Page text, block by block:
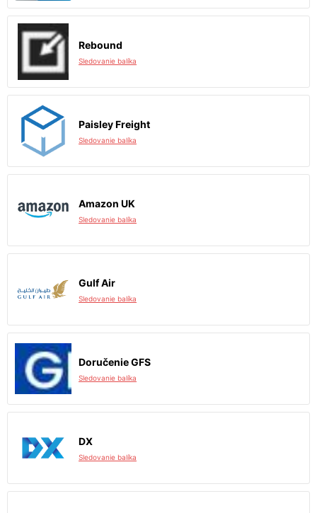
Rebound
Sledovanie balíka
Paisley Freight
Sledovanie balíka
Amazon UK
Sledovanie balíka
Gulf Air
Sledovanie balíka
Doručenie GFS
Sledovanie balíka
DX
Sledovanie balíka